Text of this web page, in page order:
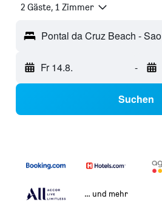
2 Gäste, 1 Zimmer
Fr 14.8. -
Suchen
… und mehr